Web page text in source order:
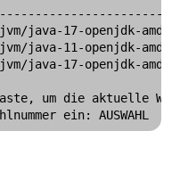
17-openjdk-amd64/
java-11-openjdk-
java-17-openjdk-
um die aktuelle